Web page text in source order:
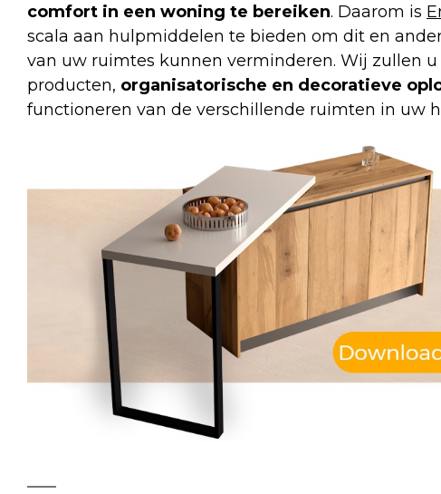
comfort in een woning te bereiken. Daarom is
scala aan hulpmiddelen te bieden om dit en
van uw ruimtes kunnen verminderen. Wij zullen
producten, organisatorische en decoratieve
functioneren van de verschillende ruimten in uw